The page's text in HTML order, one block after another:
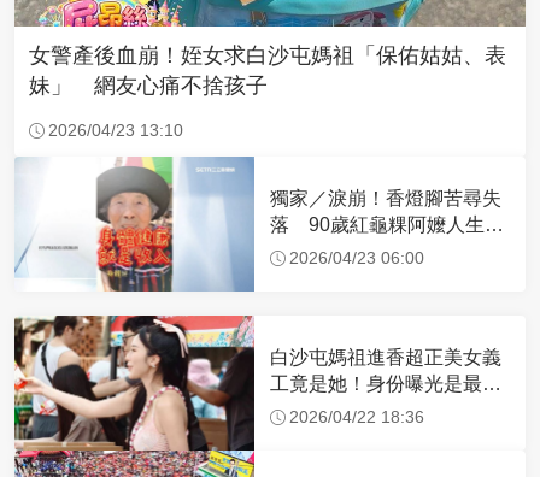
女警產後血崩！姪女求白沙屯媽祖「保佑姑姑、表
妹」 網友心痛不捨孩子
2026/04/23 13:10
獨家／淚崩！香燈腳苦尋失
落 90歲紅龜粿阿嬤人生謝
幕2026/04/23 06:00
白沙屯媽祖進香超正美女義
工竟是她！身份曝光是最美
禮生 一輩子不結婚
2026/04/22 18:36